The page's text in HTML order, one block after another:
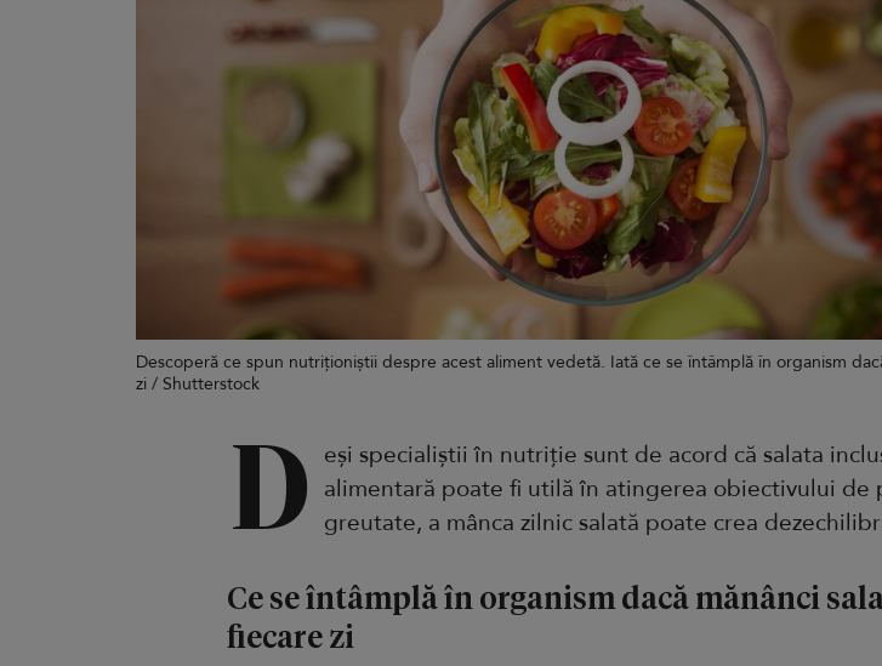
Descoperă ce spun nutriționiștii despre acest aliment vedetă. Iată ce se întâmplă în organism
zi / Shutterstock
D eși specialiștii în nutriție sunt de acord că salata
alimentară poate fi utilă în atingerea obiectivului de
greutate, a mânca zilnic salată poate crea
Ce se întâmplă în organism dacă mănânci
fiecare zi